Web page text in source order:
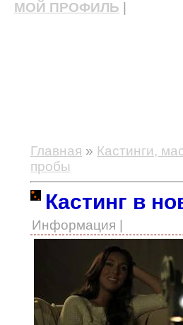
МОЙ ПРОФИЛЬ
Главная » Кастинги,
пробы
Кастинг в
Информация |